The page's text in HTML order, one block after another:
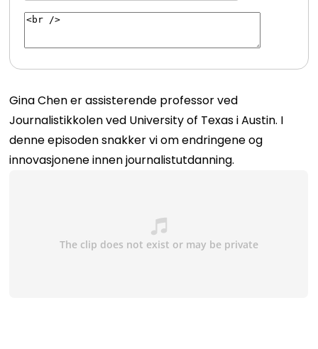
Gina Chen er assisterende professor ved
Journalistikkolen ved University of Texas i Austin. I
denne episoden snakker vi om endringene og
innovasjonene innen journalistutdanning.